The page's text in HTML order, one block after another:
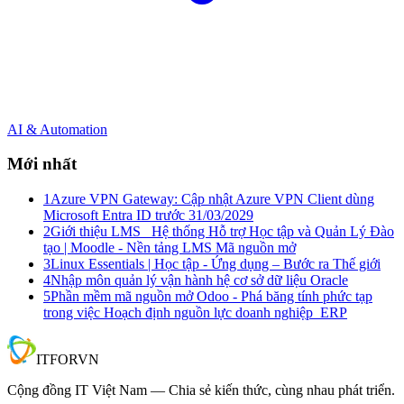
AI & Automation
Mới nhất
1 Azure VPN Gateway: Cập nhật Azure VPN Client dùng
Microsoft Entra ID trước 31/03/2029
2Giới thiệu LMS_ Hệ thống Hỗ trợ Học tập và Quản Lý Đào
tạo | Moodle - Nền tảng LMS Mã nguồn mở
3Linux Essentials | Học tập - Ứng dụng – Bước ra Thế giới
4Nhập môn quản lý vận hành hệ cơ sở dữ liệu Oracle
5Phần mềm mã nguồn mở Odoo - Phá băng tính phức tạp
trong việc Hoạch định nguồn lực doanh nghiệp_ERP
ITFORVN
Cộng đồng IT Việt Nam — Chia sẻ kiến thức, cùng nhau phát triển.